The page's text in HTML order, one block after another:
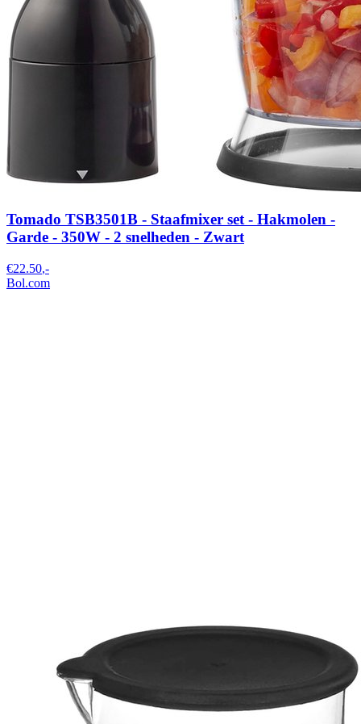
Tomado TSB3501B - Staafmixer set - Hakmolen -
Garde - 350W - 2 snelheden - Zwart
€22.50,-
Bol.com